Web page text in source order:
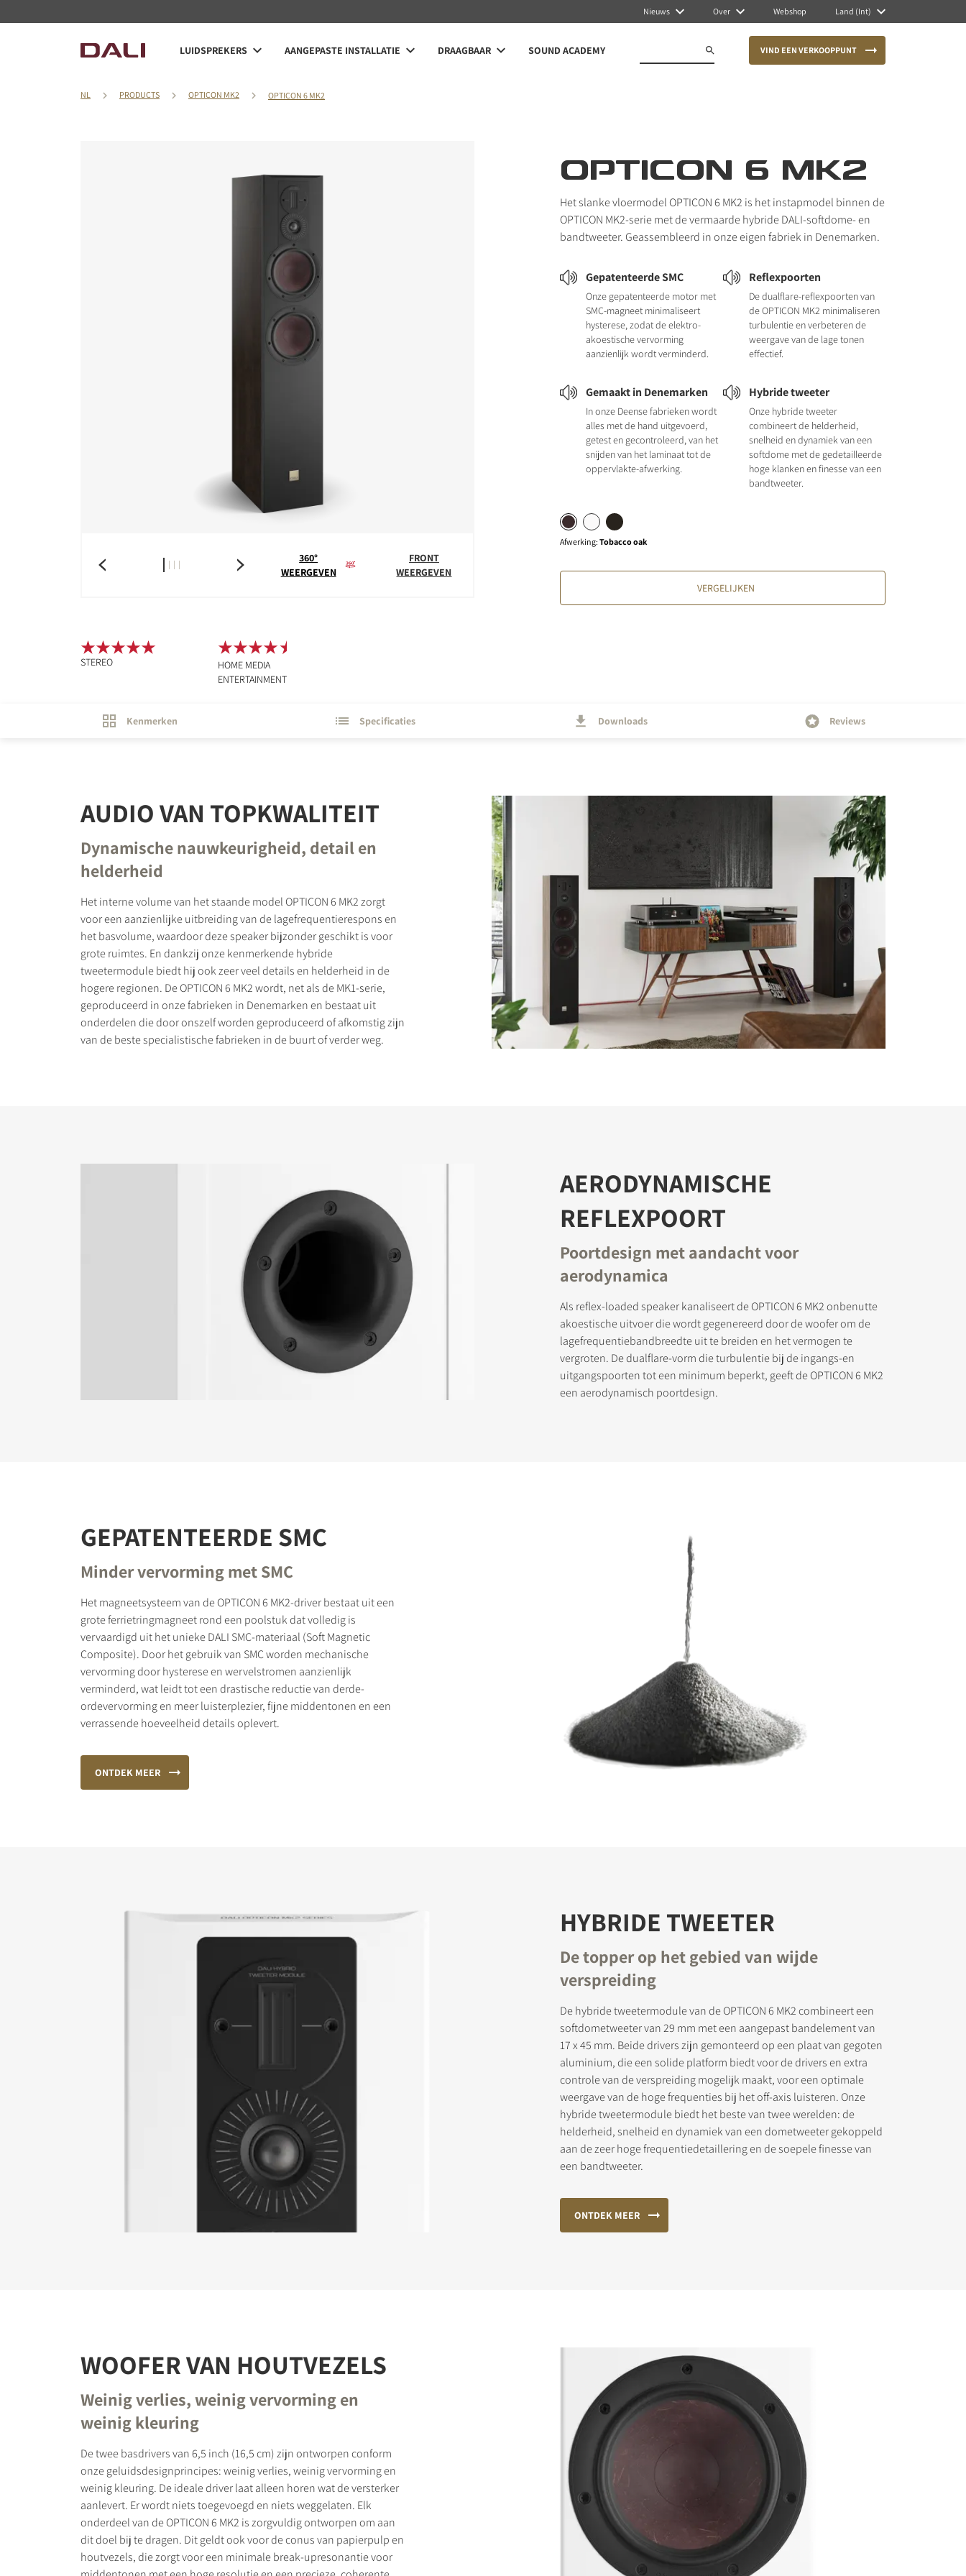
Nieuws Over Webshop Land (Int)
LUIDSPREKERS AANGEPASTE INSTALLATIE DRAAGBAAR SOUND ACADEMY VIND EEN VERKOOPPUNT
NL PRODUCTS OPTICON MK2 OPTICON 6 MK2
360°
WEERGEVEN
FRONT
WEERGEVEN
OPTICON 6 MK2
Het slanke vloermodel OPTICON 6 MK2 is het instapmodel binnen de
OPTICON MK2-serie met de vermaarde hybride DALI-softdome- en
bandtweeter. Geassembleerd in onze eigen fabriek in Denemarken.
Gepatenteerde SMC
Onze gepatenteerde motor met
SMC-magneet minimaliseert
hysterese, zodat de elektro-
akoestische vervorming
aanzienlijk wordt verminderd.
Reflexpoorten
De dualflare-reflexpoorten van
de OPTICON MK2 minimaliseren
turbulentie en verbeteren de
weergave van de lage tonen
effectief.
Gemaakt in Denemarken
In onze Deense fabrieken wordt
alles met de hand uitgevoerd,
getest en gecontroleerd, van het
snijden van het laminaat tot de
oppervlakte-afwerking.
Hybride tweeter
Onze hybride tweeter
combineert de helderheid,
snelheid en dynamiek van een
softdome met de gedetailleerde
hoge klanken en finesse van een
bandtweeter.
Afwerking:Tobacco oak
VERGELIJKEN
STEREO
HOME MEDIA
ENTERTAINMENT
Kenmerken Specificaties Downloads Reviews
AUDIO VAN TOPKWALITEIT
Dynamische nauwkeurigheid, detail en
helderheid
Het interne volume van het staande model OPTICON 6 MK2 zorgt
voor een aanzienlijke uitbreiding van de lagefrequentierespons en
het basvolume, waardoor deze speaker bijzonder geschikt is voor
grote ruimtes. En dankzij onze kenmerkende hybride
tweetermodule biedt hij ook zeer veel details en helderheid in de
hogere regionen. De OPTICON 6 MK2 wordt, net als de MK1-serie,
geproduceerd in onze fabrieken in Denemarken en bestaat uit
onderdelen die door onszelf worden geproduceerd of afkomstig zijn
van de beste specialistische fabrieken in de buurt of verder weg.
AERODYNAMISCHE
REFLEXPOORT
Poortdesign met aandacht voor
aerodynamica
Als reflex-loaded speaker kanaliseert de OPTICON 6 MK2 onbenutte
akoestische uitvoer die wordt gegenereerd door de woofer om de
lagefrequentiebandbreedte uit te breiden en het vermogen te
vergroten. De dualflare-vorm die turbulentie bij de ingangs-en
uitgangspoorten tot een minimum beperkt, geeft de OPTICON 6 MK2
een aerodynamisch poortdesign.
GEPATENTEERDE SMC
Minder vervorming met SMC
Het magneetsysteem van de OPTICON 6 MK2-driver bestaat uit een
grote ferrietringmagneet rond een poolstuk dat volledig is
vervaardigd uit het unieke DALI SMC-materiaal (Soft Magnetic
Composite). Door het gebruik van SMC worden mechanische
vervorming door hysterese en wervelstromen aanzienlijk
verminderd, wat leidt tot een drastische reductie van derde-
ordevervorming en meer luisterplezier, fijne middentonen en een
verrassende hoeveelheid details oplevert.
ONTDEK MEER
HYBRIDE TWEETER
De topper op het gebied van wijde
verspreiding
De hybride tweetermodule van de OPTICON 6 MK2 combineert een
softdometweeter van 29 mm met een aangepast bandelement van
17 x 45 mm. Beide drivers zijn gemonteerd op een plaat van gegoten
aluminium, die een solide platform biedt voor de drivers en extra
controle van de verspreiding mogelijk maakt, voor een optimale
weergave van de hoge frequenties bij het off-axis luisteren. Onze
hybride tweetermodule biedt het beste van twee werelden: de
helderheid, snelheid en dynamiek van een dometweeter gekoppeld
aan de zeer hoge frequentiedetaillering en de soepele finesse van
een bandtweeter.
ONTDEK MEER
WOOFER VAN HOUTVEZELS
Weinig verlies, weinig vervorming en
weinig kleuring
De twee basdrivers van 6,5 inch (16,5 cm) zijn ontworpen conform
onze geluidsdesignprincipes: weinig verlies, weinig vervorming en
weinig kleuring. De ideale driver laat alleen horen wat de versterker
aanlevert. Er wordt niets toegevoegd en niets weggelaten. Elk
onderdeel van de OPTICON 6 MK2 is zorgvuldig ontworpen om aan
dit doel bij te dragen. Dit geldt ook voor de conus van papierpulp en
houtvezels, die zorgt voor een minimale break-upresonantie voor
REGISTREER JE OM TE DOWNLOADEN
Vul het formulier in om toegang te krijgen tot alle vergrendelde downloadbestanden op